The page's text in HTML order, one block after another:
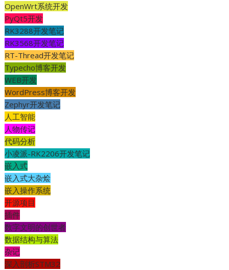
OpenWrt系统开发
PyQt5开发
RK3288开发笔记
RK3568开发笔记
RT-Thread开发笔记
Typecho博客开发
WEB开发
WordPress博客开发
Zephyr开发笔记
人工智能
人物传记
代码分析
小凌派-RK2206开发笔记
嵌入式
嵌入式大杂烩
嵌入操作系统
开源项目
插件
数字文明的创世者
数据结构与算法
杂记
深入剖析STM32